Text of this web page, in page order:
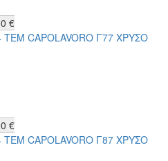
€
CAPOLAVORO Γ77 ΧΡΥΣΟ
€
CAPOLAVORO Γ87 ΧΡΥΣΟ